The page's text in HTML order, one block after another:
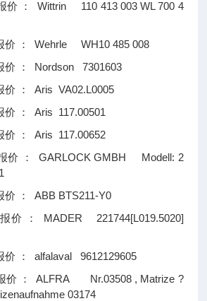
价 ：
Wittrin 110 413 003 WL 700 4
价 ： Wehrle WH10 485 008
价 ： Nordson 7301603
价 ： Aris VA02.L0005
价 ： Aris 117.00501
价 ： Aris 117.00652
价 ：
GARLOCK GMBH Modell: 2
价 ： ABB BTS211-Y0
价 ： MADER 221744[L019.5020]
价 ： alfalaval 9612129605
价 ：
ALFRA Nr.03508 , Matrize ?
03174